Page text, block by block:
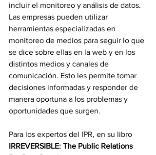
incluir el monitoreo y análisis de datos.
Las empresas pueden utilizar
herramientas especializadas en
monitoreo de medios para seguir lo que
se dice sobre ellas en la web y en los
distintos medios y canales de
comunicación. Esto les permite tomar
decisiones informadas y responder de
manera oportuna a los problemas y
oportunidades que surgen.
Para los expertos del IPR, en su libro
IRREVERSIBLE: The Public Relations